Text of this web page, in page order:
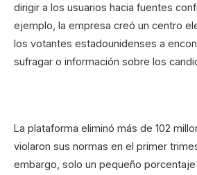
dirigir a los usuarios hacia fuentes
ejemplo, la empresa creó un centro
los votantes estadounidenses a
sufragar o información sobre los
La plataforma eliminó más de 102
violaron sus normas en el primer
embargo, solo un pequeño